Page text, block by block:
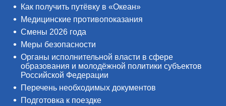
Как получить путёвку в «Океан»
Медицинские противопоказания
Смены 2026 года
Меры безопасности
Органы исполнительной власти в сфере
образования и молодёжной политики субъектов
Российской Федерации
Перечень необходимых документов
Подготовка к поездке